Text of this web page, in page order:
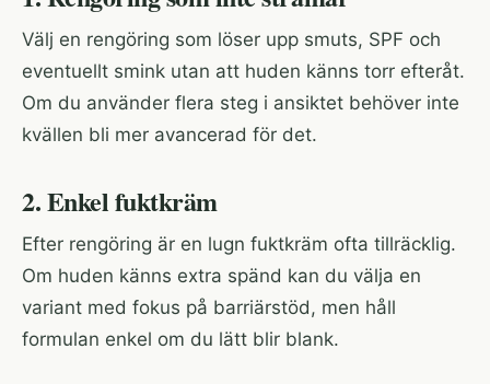
Välj en rengöring som löser upp smuts, SPF och
eventuellt smink utan att huden känns torr efteråt.
Om du använder flera steg i ansiktet behöver inte
kvällen bli mer avancerad för det.
2. Enkel fuktkräm
Efter rengöring är en lugn fuktkräm ofta tillräcklig.
Om huden känns extra spänd kan du välja en
variant med fokus på barriärstöd, men håll
formulan enkel om du lätt blir blank.